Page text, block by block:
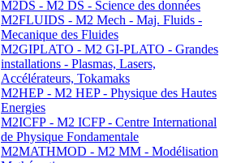
M2DS - M2 DS - Science des données
M2FLUIDS - M2 Mech - Maj. Fluids -
Mecanique des Fluides
M2GIPLATO - M2 GI-PLATO - Grandes
installations - Plasmas, Lasers,
Accélérateurs, Tokamaks
M2HEP - M2 HEP - Physique des Hautes
Energies
M2ICFP - M2 ICFP - Centre International
de Physique Fondamentale
M2MATHMOD - M2 MM - Modélisation